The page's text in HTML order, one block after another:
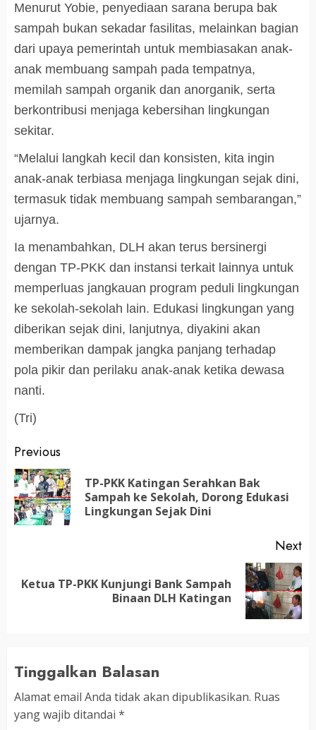
Menurut Yobie, penyediaan sarana berupa bak
sampah bukan sekadar fasilitas, melainkan bagian
dari upaya pemerintah untuk membiasakan anak-
anak membuang sampah pada tempatnya,
memilah sampah organik dan anorganik, serta
berkontribusi menjaga kebersihan lingkungan
sekitar.
“Melalui langkah kecil dan konsisten, kita ingin
anak-anak terbiasa menjaga lingkungan sejak dini,
termasuk tidak membuang sampah sembarangan,”
ujarnya.
Ia menambahkan, DLH akan terus bersinergi
dengan TP-PKK dan instansi terkait lainnya untuk
memperluas jangkauan program peduli lingkungan
ke sekolah-sekolah lain. Edukasi lingkungan yang
diberikan sejak dini, lanjutnya, diyakini akan
memberikan dampak jangka panjang terhadap
pola pikir dan perilaku anak-anak ketika dewasa
nanti.
(Tri)
Post
navigation
Previous
TP-PKK Katingan Serahkan Bak
Sampah ke Sekolah, Dorong Edukasi
Lingkungan Sejak Dini
Next
Next
Ketua TP-PKK Kunjungi Bank Sampah
Binaan DLH Katingan
Tinggalkan Balasan
Alamat email Anda tidak akan dipublikasikan. Ruas
yang wajib ditandai *